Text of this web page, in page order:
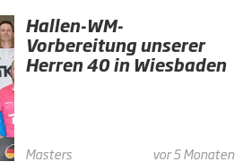
Hallen-WM-
Vorbereitung unserer
Herren 40 in Wiesbaden
Masters vor 5 Monaten